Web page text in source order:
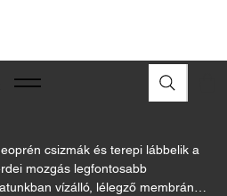
csizmák és terepi lábbelik a
mozgás legfontosabb
vízálló, lélegző membrános